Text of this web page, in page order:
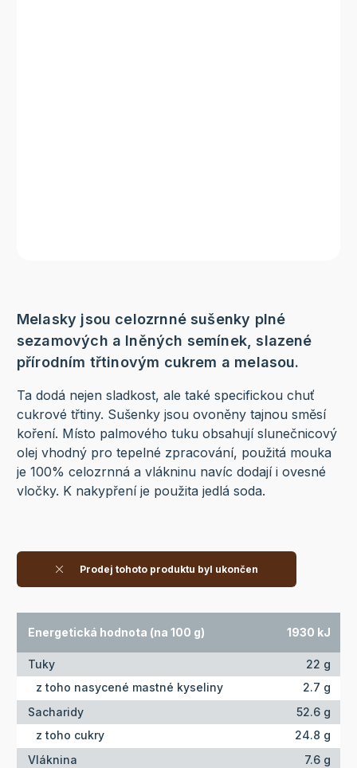
Melasky jsou celozrnné sušenky plné
sezamových a lněných semínek, slazené
přírodním třtinovým cukrem a melasou.
Ta dodá nejen sladkost, ale také specifickou chuť
cukrové třtiny. Sušenky jsou ovoněny tajnou směsí
koření. Místo palmového tuku obsahují slunečnicový
olej vhodný pro tepelné zpracování, použitá mouka
je 100% celozrnná a vlákninu navíc dodají i ovesné
vločky. K nakypření je použita jedlá soda.
Prodej tohoto produktu byl ukončen
Energetická hodnota (na 100 g) 1930 kJ
Tuky
22 g
z toho nasycené mastné kyseliny
2.7 g
Sacharidy
52.6 g
z toho cukry
24.8 g
Vláknina
7.6 g